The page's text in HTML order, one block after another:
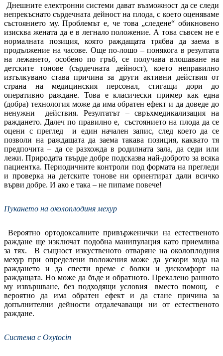
Днешните електронни системи дават възможност да се следи
непрекъснато сърдечната дейност на плода, с което оценяваме
състоянието му. Проблемът е, че това „следене“ обикновено
изисква жената да е в легнало положение. А това съвсем не е
нормалната позиция, която раждащата трябва да заема в
продължение на часове. Още по-лошо – понякога в резултата
на лежането, особено по гръб, се получава влошаване на
детските тонове (сърдечната дейност), което неправилно
изтълкувано става причина за други активни действия от
страна на медицинския персонал, стигащи дори до
оперативно раждане. Това е класически пример как една
(добра) технология може да има обратен ефект и да доведе до
ненужни действия. Резултатът – свръхмедикализация на
раждането. Далеч по правилно е, състоянието на плода да се
оцени с преглед и един начален запис, след което да се
позволи на раждащата да заема такава позиция, каквато тя
предпочита – да се разхожда в родилната зала, да седи или
лежи. Природата твърде добре подсказва най-доброто за всяка
пациентка. Периодичните контроли под формата на прегледи
и проверка на детските тонове ни ориентират дали всичко
върви добре. И ако е така – не пипаме повече!
Пукането на околоплодиня мехур
Вероятно ортодоксалните привърженички на естественото
раждане ще изключат подобна манипулация като приемлива
за тях. В същност изкуственото отваряне на околоплодния
мехур при определени положения може да ускори хода на
раждането и да спести време с болки и дискомфорт на
раждащата. Но може да бъде и обратното. Прекалено ранното
му извършване, без подходящи условия вместо помощ, е
вероятно да има обратен ефект и да стане причина за
допълнителни дейности отдалечаващи ни от естественото
раждане.
Система с Oxytocin